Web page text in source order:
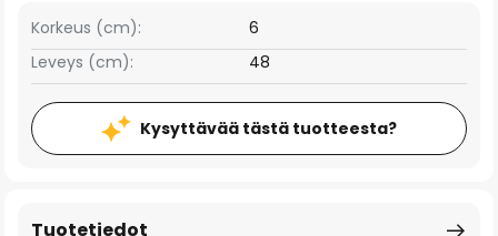
Leveys (cm): 48
Korkeus (cm): 6
Kysyttävää tästä tuotteesta?
Tuotetiedot